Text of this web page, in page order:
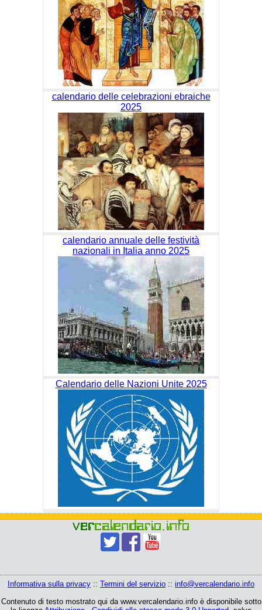
calendario delle celebrazioni ebraiche
2025
calendario annuale delle festività
nazionali in Italia anno 2025
Calendario delle Nazioni Unite 2025
Informativa sulla privacy :: Termini del servizio :: info@vercalendario.info
Contenuto di testo mostrato qui da www.vercalendario.info è disponibile sotto